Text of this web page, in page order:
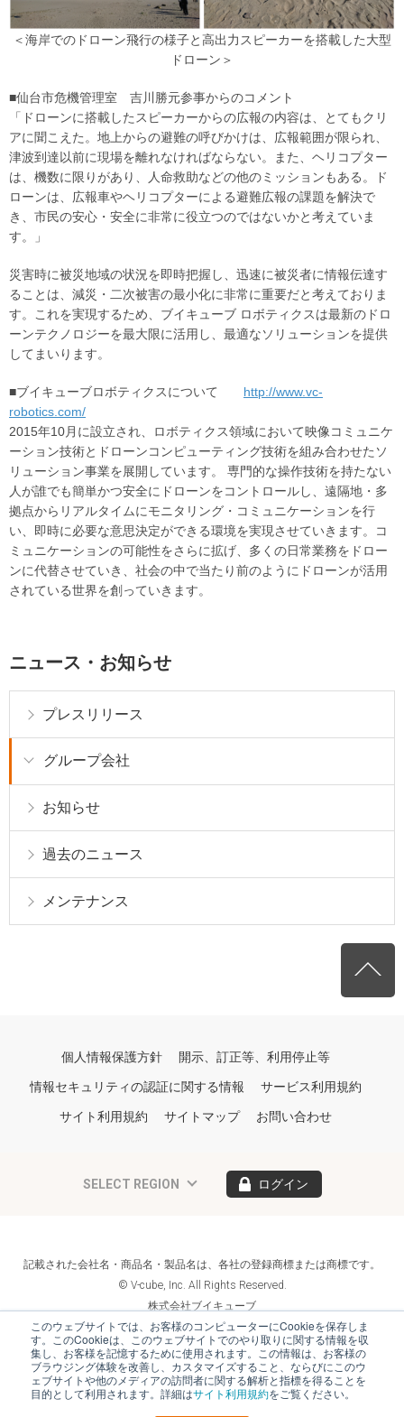
このウェブサイトでは、お客様のコンピューターにCookieを保存しま
す。このCookieは、このウェブサイトでのやり取りに関する情報を収
集し、お客様を記憶するために使用されます。この情報は、お客様の
ブラウジング体験を改善し、カスタマイズすること、ならびにこのウ
ェブサイトや他のメディアの訪問者に関する解析と指標を得ることを
目的として利用されます。詳細はサイト利用規約をご覧ください。
＜海岸でのドローン飛行の様子と高出力スピーカーを搭載した大型
ドローン＞
■仙台市危機管理室 吉川勝元参事からのコメント
「ドローンに搭載したスピーカーからの広報の内容は、とてもクリ
アに聞こえた。地上からの避難の呼びかけは、広報範囲が限られ、
津波到達以前に現場を離れなければならない。また、ヘリコプター
は、機数に限りがあり、人命救助などの他のミッションもある。ド
ローンは、広報車やヘリコプターによる避難広報の課題を解決で
き、市民の安心・安全に非常に役立つのではないかと考えていま
す。」
災害時に被災地域の状況を即時把握し、迅速に被災者に情報伝達す
ることは、減災・二次被害の最小化に非常に重要だと考えておりま
す。これを実現するため、ブイキューブ ロボティクスは最新のドロ
ーンテクノロジーを最大限に活用し、最適なソリューションを提供
してまいります。
■ブイキューブロボティクスについて http://www.vc-
robotics.com/
2015年10月に設立され、ロボティクス領域において映像コミュニケ
ーション技術とドローンコンピューティング技術を組み合わせたソ
リューション事業を展開しています。 専門的な操作技術を持たない
人が誰でも簡単かつ安全にドローンをコントロールし、遠隔地・多
拠点からリアルタイムにモニタリング・コミュニケーションを行
い、即時に必要な意思決定ができる環境を実現させていきます。コ
ミュニケーションの可能性をさらに拡げ、多くの日常業務をドロー
ンに代替させていき、社会の中で当たり前のようにドローンが活用
されている世界を創っていきます。
ニュース・お知らせ
プレスリリース
グループ会社
お知らせ
過去のニュース
メンテナンス
個人情報保護方針 開示、訂正等、利用停止等
情報セキュリティの認証に関する情報 サービス利用規約
サイト利用規約 サイトマップ お問い合わせ
SELECT REGION ログイン
記載された会社名・商品名・製品名は、各社の登録商標または商標です。
© V-cube, Inc. All Rights Reserved.
株式会社ブイキューブ
Follow Us